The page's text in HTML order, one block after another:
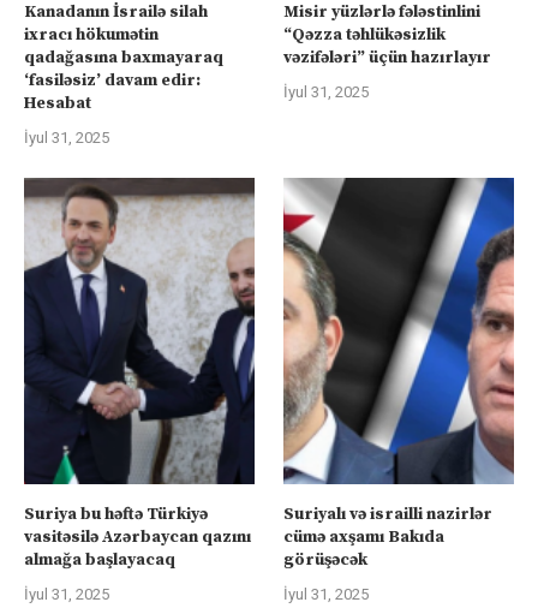
Kanadanın İsrailə silah
ixracı hökumətin
qadağasına baxmayaraq
‘fasiləsiz’ davam edir:
Hesabat
İyul 31, 2025
Misir yüzlərlə fələstinlini
“Qəzza təhlükəsizlik
vəzifələri” üçün hazırlayır
İyul 31, 2025
Suriya bu həftə Türkiyə
vasitəsilə Azərbaycan qazını
almağa başlayacaq
İyul 31, 2025
Suriyalı və israilli nazirlər
cümə axşamı Bakıda
görüşəcək
İyul 31, 2025